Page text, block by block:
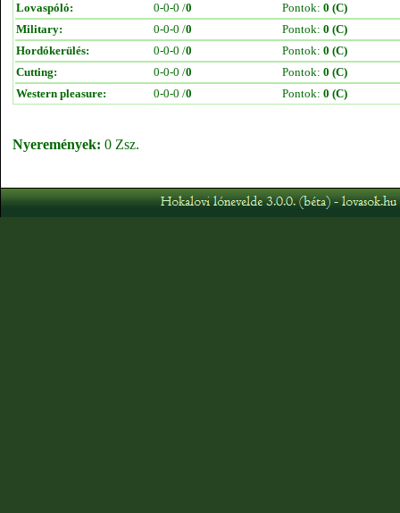
Lovaspóló:
0-0-0 /0 Pontok: 0 (C)
Military:
0-0-0 /0 Pontok: 0 (C)
Hordókerülés:
0-0-0 /0 Pontok: 0 (C)
Cutting:
0-0-0 /0 Pontok: 0 (C)
Western pleasure:
0-0-0 /0 Pontok: 0 (C)
Nyeremények: 0 Zsz.